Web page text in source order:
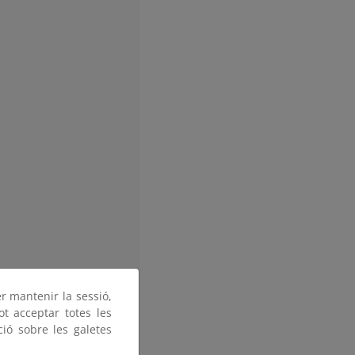
mantenir la sessió,
acceptar totes les
sobre les galetes